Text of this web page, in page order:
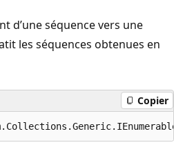
d’une séquence vers une
les séquences obtenues en
Copier